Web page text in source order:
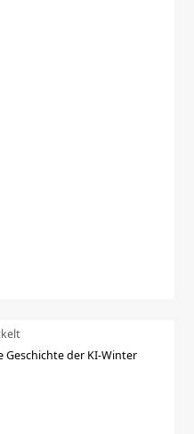
Geschichte der KI-Winter